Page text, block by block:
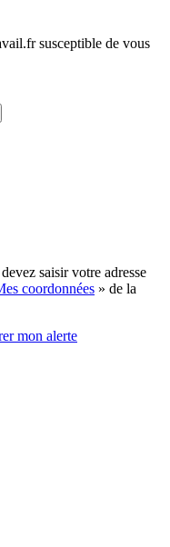
susceptible de vous
saisir votre adresse
coordonnées » de la
mon alerte